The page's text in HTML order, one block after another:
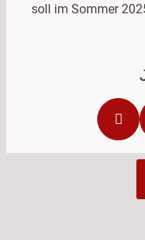
soll im Sommer